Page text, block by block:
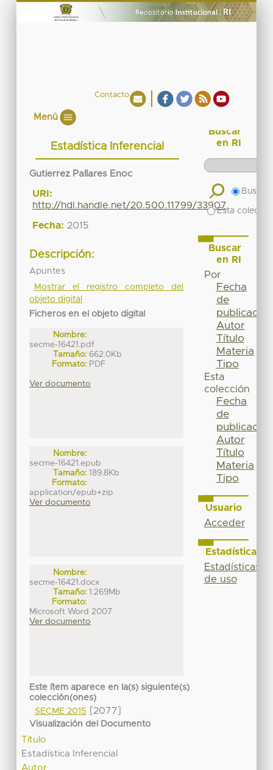
Contacto
Menú
Estadística Inferencial
Gutierrez Pallares Enoc
URI:
http://hdl.handle.net/20.500.11799/33907
Fecha: 2015
Descripción:
Apuntes
Mostrar el registro completo del
objeto digital
Ficheros en el objeto digital
Nombre:
secme-16421.pdf
Tamaño: 662.0Kb
Formato: PDF
Ver documento
Nombre:
secme-16421.epub
Tamaño: 189.8Kb
Formato:
application/epub+zip
Ver documento
Nombre:
secme-16421.docx
Tamaño: 1.269Mb
Formato:
Microsoft Word 2007
Ver documento
Este ítem aparece en la(s) siguiente(s)
colección(ones)
SECME 2015
[2077]
Visualización del Documento
Título
Estadística Inferencial
Autor
Buscar
en RI
Buscar
Esta
Buscar
en RI
Por
Fecha
de
publicación
Autor
Título
Materia
Tipo
Esta
colección
Fecha
de
publicación
Autor
Título
Materia
Tipo
Usuario
Acceder
Estadísticas
Estadísticas
de uso